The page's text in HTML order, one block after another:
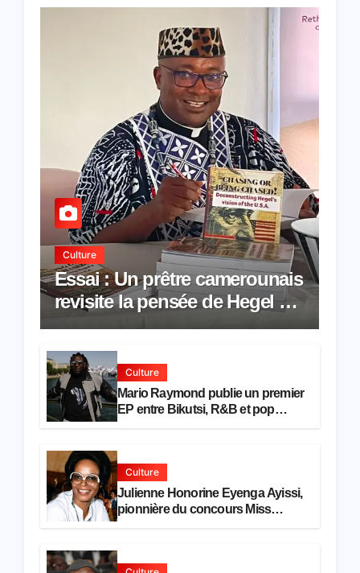
Culture
Essai : Un prêtre camerounais
revisite la pensée de Hegel à
travers le rêve américain
Culture
Mario Raymond publie un premier
EP entre Bikutsi, R&B et pop
Culture
Julienne Honorine Eyenga Ayissi,
pionnière du concours Miss